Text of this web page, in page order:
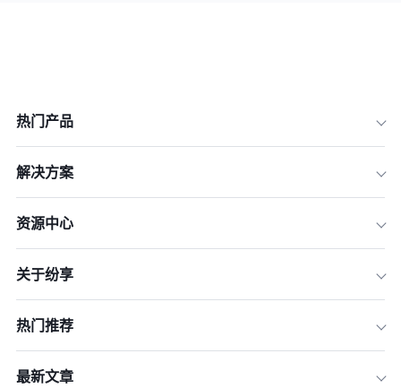
热门产品
解决方案
资源中心
关于纷享
热门推荐
最新文章